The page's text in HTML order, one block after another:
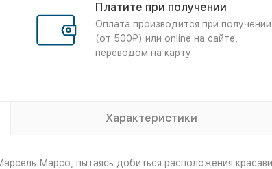
Платите при получении
Оплата производится при получении
(от 500₽) или online на сайте,
переводом на карту
Характеристики
Марсо, пытаясь добиться расположения